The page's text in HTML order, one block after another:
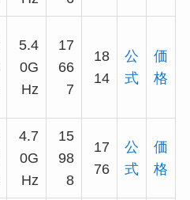
5.4
0G
Hz
17
66
7
18
14
公
式
価
格
4.7
0G
Hz
15
98
8
17
76
公
式
価
格